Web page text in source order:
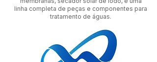
linha completa de peças e componentes para
tratamento de águas.